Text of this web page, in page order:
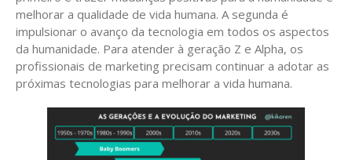
melhorar a qualidade de vida humana. A segunda é
impulsionar o avanço da tecnologia em todos os aspectos
da humanidade. Para atender à geração Z e Alpha, os
profissionais de marketing precisam continuar a adotar as
próximas tecnologias para melhorar a vida humana.